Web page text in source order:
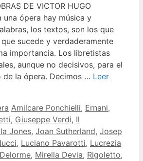
DE VICTOR HUGO
una ópera hay música y
los textos, son los que
sucede y verdaderamente
importancia. Los libretistas
aunque no decisivos, para el
de la ópera. Decimos … Leer
Etiquetas
Amilcare Ponchielli, Ernani,
, Giuseppe Verdi, Il
Jones, Joan Sutherland, Josep
, Luciano Pavarotti, Lucrezia
, Mirella Devia, Rigoletto,